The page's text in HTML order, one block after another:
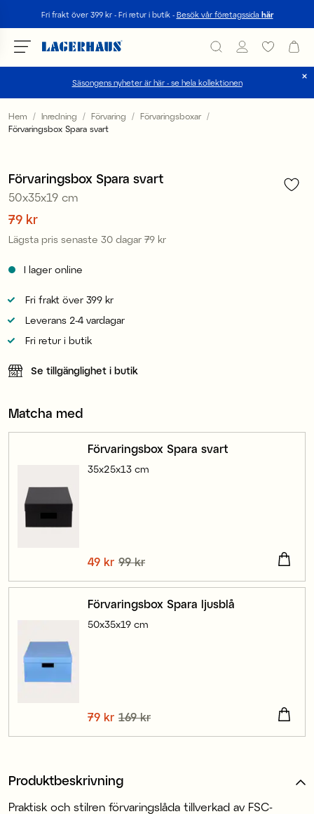
Fri frakt över 399 kr - Fri retur i butik - Besök vår företagssida här
Säsongens nyheter är här - se hela kollektionen
Välj språk / valuta
NO / NKR
Hem Inredning Förvaring
Förvaringsboxar
Förvaringsbox Spara svart
Förvaringsbox Spara svart
50x35x19 cm
Pris:79 kr
79 kr
Lägsta pris senaste 30 dagar Pris:
79 kr
I lager online
Fri frakt över 399 kr
Leverans 2-4 vardagar
Fri retur i butik
Se tillgänglighet i butik
Matcha med
Förvaringsbox Spara svart
35x25x13 cm
Nuvarande pris 99 kr
49 kr 99 kr
Förvaringsbox Spara ljusblå
50x35x19 cm
Nuvarande pris
79 kr 169 kr
Produktbeskrivning
Praktisk och stilren förvaringslåda tillverkad av FSC-